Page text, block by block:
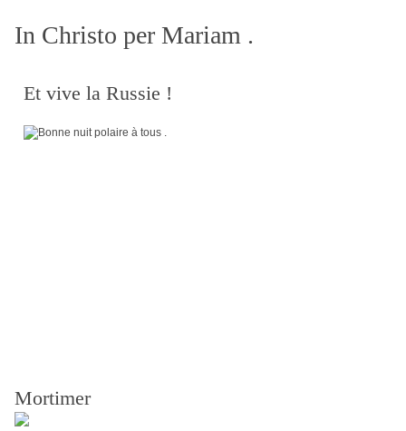
In Christo per Mariam .
Et vive la Russie !
Mortimer